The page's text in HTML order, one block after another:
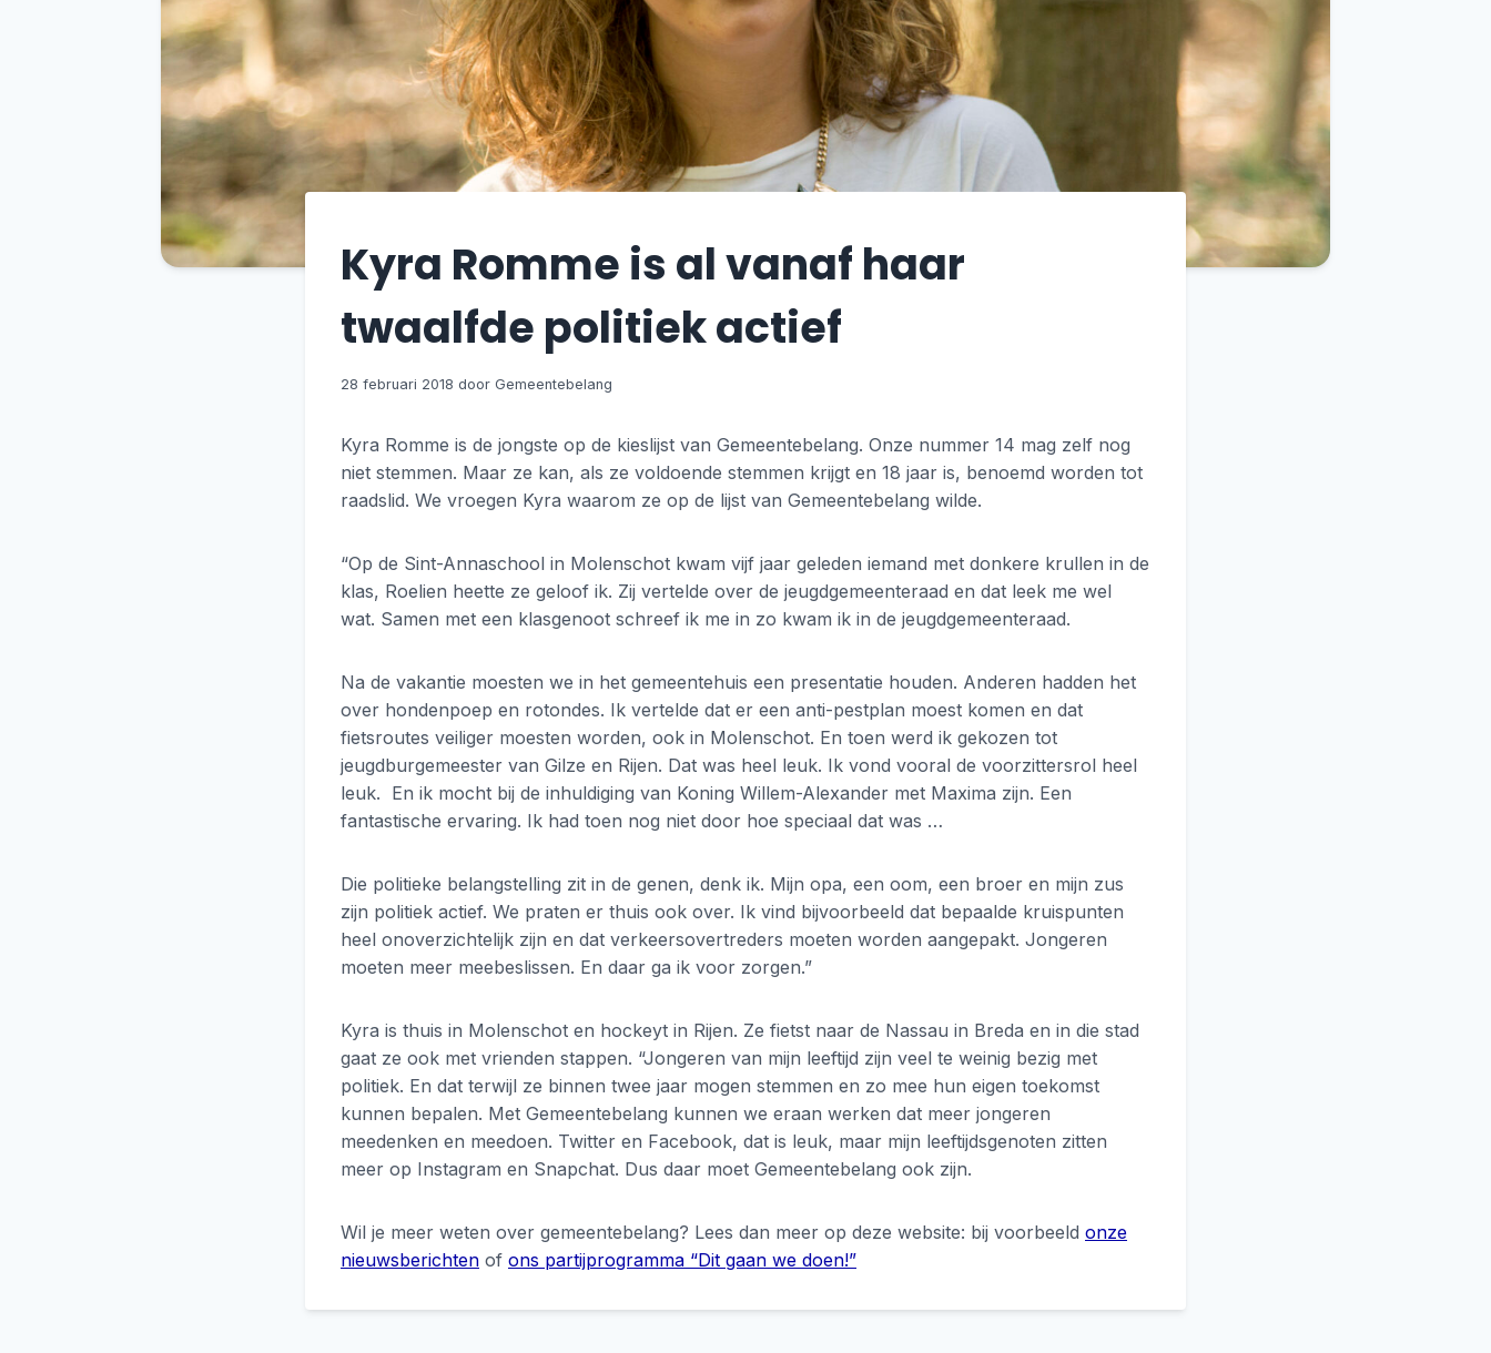
Kyra Romme is al vanaf haar
twaalfde politiek actief
28 februari 2018
Kyra Romme is de jongste op de kieslijst van Gemeentebelang. Onze nummer 14 mag zelf nog
niet stemmen. Maar ze kan, als ze voldoende stemmen krijgt en 18 jaar is, benoemd worden tot
raadslid. We vroegen Kyra waarom ze op de lijst van Gemeentebelang wilde.
“Op de Sint-Annaschool in Molenschot kwam vijf jaar geleden iemand met donkere krullen in de
klas, Roelien heette ze geloof ik. Zij vertelde over de jeugdgemeenteraad en dat leek me wel
wat. Samen met een klasgenoot schreef ik me in zo kwam ik in de jeugdgemeenteraad.
Na de vakantie moesten we in het gemeentehuis een presentatie houden. Anderen hadden het
over hondenpoep en rotondes. Ik vertelde dat er een anti-pestplan moest komen en dat
fietsroutes veiliger moesten worden, ook in Molenschot. En toen werd ik gekozen tot
jeugdburgemeester van Gilze en Rijen. Dat was heel leuk. Ik vond vooral de voorzittersrol heel
leuk. En ik mocht bij de inhuldiging van Koning Willem-Alexander met Maxima zijn. Een
fantastische ervaring. Ik had toen nog niet door hoe speciaal dat was …
Die politieke belangstelling zit in de genen, denk ik. Mijn opa, een oom, een broer en mijn zus
zijn politiek actief. We praten er thuis ook over. Ik vind bijvoorbeeld dat bepaalde kruispunten
heel onoverzichtelijk zijn en dat verkeersovertreders moeten worden aangepakt. Jongeren
moeten meer meebeslissen. En daar ga ik voor zorgen.”
Kyra is thuis in Molenschot en hockeyt in Rijen. Ze fietst naar de Nassau in Breda en in die stad
gaat ze ook met vrienden stappen. “Jongeren van mijn leeftijd zijn veel te weinig bezig met
politiek. En dat terwijl ze binnen twee jaar mogen stemmen en zo mee hun eigen toekomst
kunnen bepalen. Met Gemeentebelang kunnen we eraan werken dat meer jongeren
meedenken en meedoen. Twitter en Facebook, dat is leuk, maar mijn leeftijdsgenoten zitten
meer op Instagram en Snapchat. Dus daar moet Gemeentebelang ook zijn.
Wil je meer weten over gemeentebelang? Lees dan meer op deze website: bij voorbeeld onze
nieuwsberichten of ons partijprogramma “Dit gaan we doen!”